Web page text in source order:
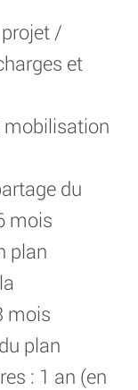
/
et
du
mois
plan
mois
plan
: 1 an (en